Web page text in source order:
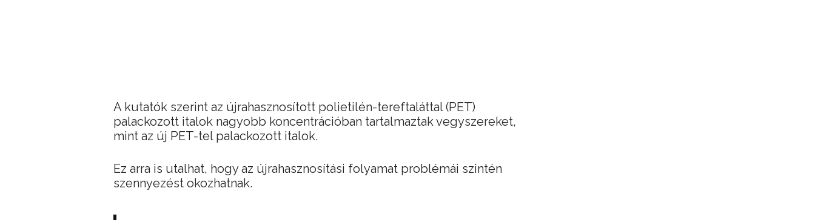
A kutatók szerint az újrahasznosított polietilén-tereftaláttal (PET)
palackozott italok nagyobb koncentrációban tartalmaztak vegyszereket,
mint az új PET-tel palackozott italok.
Ez arra is utalhat, hogy az újrahasznosítási folyamat problémái szintén
szennyezést okozhatnak.